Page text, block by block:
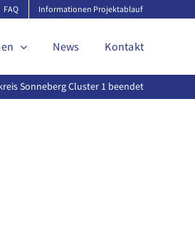
FAQ Informationen Projektablauf
News Kontakt
Sonneberg Cluster 1 beendet